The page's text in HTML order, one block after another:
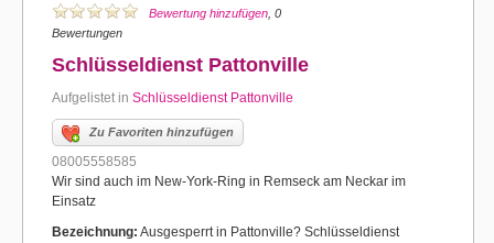
Bewertung hinzufügen , 0
Bewertungen
Schlüsseldienst Pattonville
Aufgelistet in Schlüsseldienst Pattonville
Zu Favoriten hinzufügen
08005558585
Wir sind auch im New-York-Ring in Remseck am Neckar im
Einsatz
Bezeichnung: Ausgesperrt in Pattonville? Schlüsseldienst